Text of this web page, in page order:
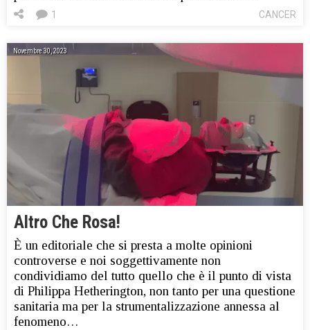
CANCER
1
Novembre 30, 2023
Altro Che Rosa!
È un editoriale che si presta a molte opinioni
controverse e noi soggettivamente non
condividiamo del tutto quello che è il punto di vista
di Philippa Hetherington, non tanto per una questione
sanitaria ma per la strumentalizzazione annessa al
fenomeno…